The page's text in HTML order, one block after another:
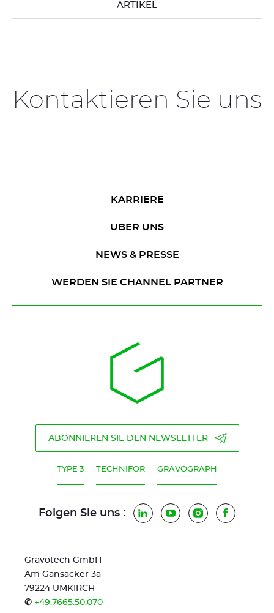
ARTIKEL
Kontaktieren Sie uns
KARRIERE
UBER UNS
NEWS & PRESSE
WERDEN SIE CHANNEL PARTNER
ABONNIEREN SIE DEN NEWSLETTER
TYPE 3 TECHNIFOR GRAVOGRAPH
Folgen Sie uns : LinkedInYouTubeInstagram
Gravotech GmbH
Am Gansacker 3a
79224 UMKIRCH
✆ +49.7665.50.070